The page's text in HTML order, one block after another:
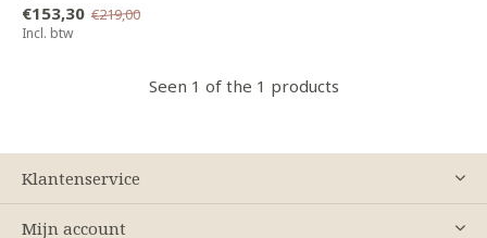
€153,30 €219,00
Incl. btw
Seen 1 of the 1 products
Klantenservice
Mijn account